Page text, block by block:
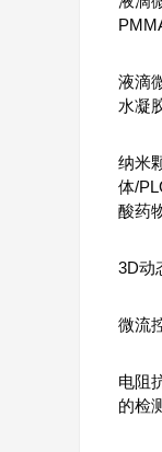
液滴
水凝
纳米
体/
酸药
3D动
微流
电阻
的检